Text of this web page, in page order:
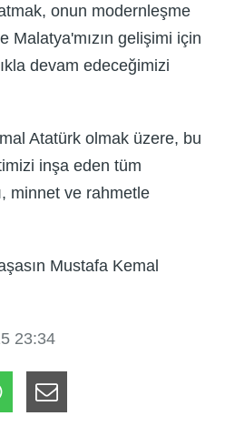
onun modernleşme
Malatya'mızın gelişimi için
devam edeceğimizi
Atatürk olmak üzere, bu
inşa eden tüm
minnet ve rahmetle
Mustafa Kemal
23:34